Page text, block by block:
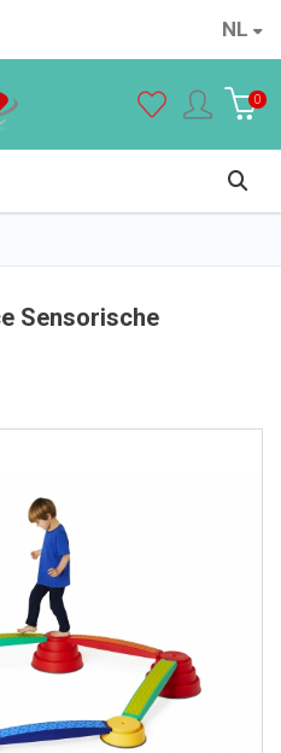
NL
0
Sensorische